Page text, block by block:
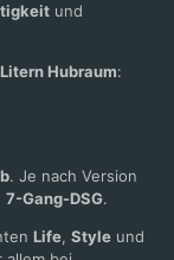
und
Hubraum:
. Je nach Version
7-Gang-DSG.
Life, Style und